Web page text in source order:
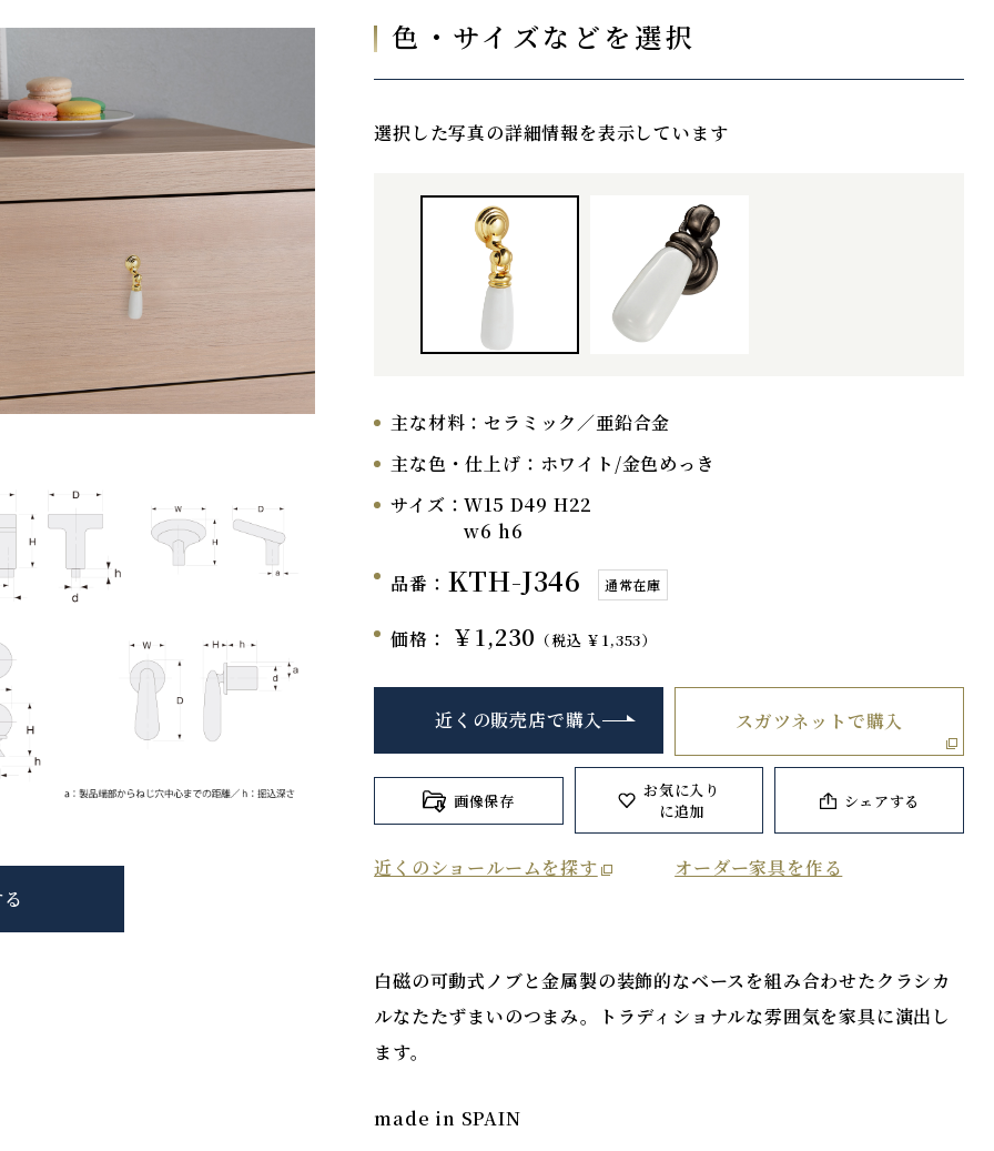
色・サイズなどを選択
選択した写真の詳細情報を表示しています
主な材料： セラミック／亜鉛合金
主な色・仕上げ： ホワイト/金色めっき
サイズ：W15 D49 H22
w6 h6
品番： KTH-J346 通常在庫
価格： ￥1,230 （税込 ￥1,353）
近くの販売店で購入 スガツネットで購入
画像保存
お気に入り
に追加
シェアする
近くのショールームを探す オーダー家具を作る
白磁の可動式ノブと金属製の装飾的なベースを組み合わせたクラシカ
ルなたたずまいのつまみ。トラディショナルな雰囲気を家具に演出し
ます。
made in SPAIN